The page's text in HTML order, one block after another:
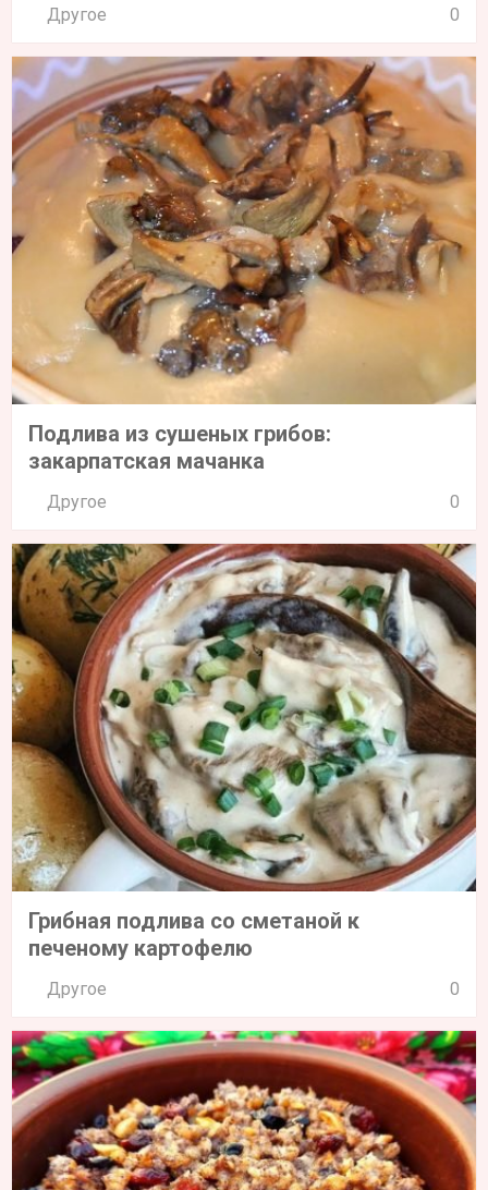
Другое 0
Подлива из сушеных грибов:
закарпатская мачанка
Другое 0
Грибная подлива со сметаной к
печеному картофелю
Другое 0